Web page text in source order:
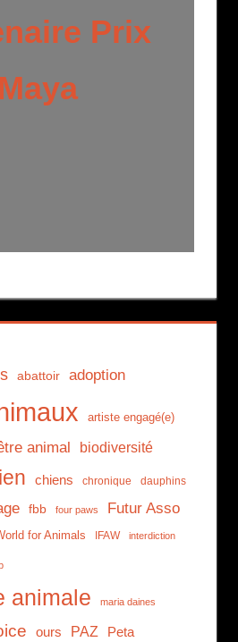
Prix
Maya
abattoir adoption
artiste engagé(e)
animal biodiversité
chiens chronique dauphins
fbb four paws Futur Asso
for Animals IFAW interdiction
animale maria daines
ours PAZ Peta